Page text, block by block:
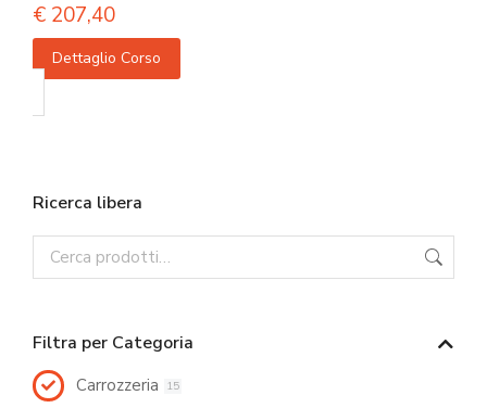
€ 207,40
Dettaglio Corso
Ricerca libera
Filtra per Categoria
Carrozzeria 15